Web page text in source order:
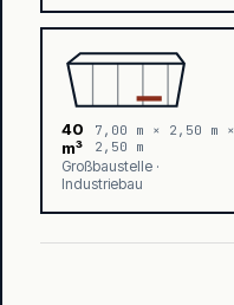
40
m³
7,00 m × 2,50 m ×
2,50 m
Großbaustelle ·
Industriebau